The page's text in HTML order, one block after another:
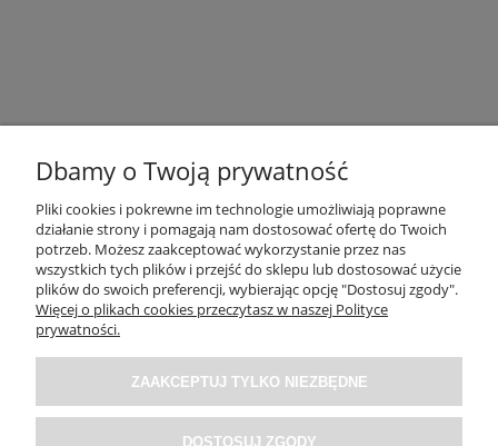
OBSŁUGA KLIENTA
O NAS / INFORMACJE
MOJE KONTO
Dbamy o Twoją prywatność
Pliki cookies i pokrewne im technologie umożliwiają poprawne
działanie strony i pomagają nam dostosować ofertę do Twoich
potrzeb. Możesz zaakceptować wykorzystanie przez nas
wszystkich tych plików i przejść do sklepu lub dostosować użycie
plików do swoich preferencji, wybierając opcję "Dostosuj zgody".
Więcej o plikach cookies przeczytasz w naszej Polityce
prywatności.
ZAAKCEPTUJ TYLKO NIEZBĘDNE
DOSTOSUJ ZGODY